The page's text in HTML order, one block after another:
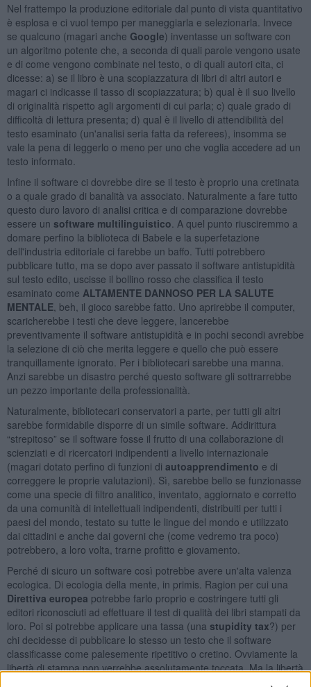
Nel frattempo la produzione editoriale dal punto di vista quantitativo
è esplosa e ci vuol tempo per maneggiarla e selezionarla. Invece
se qualcuno (magari anche Google) inventasse un software con
un algoritmo potente che, a seconda di quali parole vengono usate
e di come vengono combinate nel testo, o di quali autori cita, ci
dicesse: a) se il libro è una scopiazzatura di libri di altri autori e
magari ci indicasse il tasso di scopiazzatura; b) qual è il suo livello
di originalità rispetto agli argomenti di cui parla; c) quale grado di
difficoltà di lettura presenta; d) qual è il livello di attendibilità del
testo esaminato (un'analisi seria fatta da referees), insomma se
vale la pena di leggerlo o meno per uno che voglia accedere ad un
testo informato.
Infine il software ci dovrebbe dire se il testo è proprio una cretinata
o a quale grado di banalità va associato. Naturalmente a fare tutto
questo duro lavoro di analisi critica e di comparazione dovrebbe
essere un software multilinguistico . A quel punto riusciremmo a
domare perfino la biblioteca di Babele e la superfetazione
dell'industria editoriale ci farebbe un baffo. Tutti potrebbero
pubblicare tutto, ma se dopo aver passato il software antistupidità
sul testo edito, uscisse il bollino rosso che classifica il testo
esaminato come ALTAMENTE DANNOSO PER LA SALUTE
MENTALE, beh, il gioco sarebbe fatto. Uno aprirebbe il computer,
scaricherebbe i testi che deve leggere, lancerebbe
preventivamente il software antistupidità e in pochi secondi avrebbe
la selezione di ciò che merita leggere e quello che può essere
tranquillamente ignorato. Per i bibliotecari sarebbe una manna.
Anzi sarebbe un disastro perché questo software gli sottrarrebbe
un pezzo importante della professionalità.
Naturalmente, bibliotecari conservatori a parte, per tutti gli altri
sarebbe formidabile disporre di un simile software. Addirittura
“strepitoso” se il software fosse il frutto di una collaborazione di
scienziati e di ricercatori indipendenti a livello internazionale
(magari dotato perfino di funzioni di autoapprendimento e di
correggere le proprie valutazioni). Sì, sarebbe bello se funzionasse
come una specie di filtro analitico, inventato, aggiornato e corretto
da una comunità di intellettuali indipendenti, distribuiti per tutti i
paesi del mondo, testato su tutte le lingue del mondo e utilizzato
dai cittadini e anche dai governi che (come vedremo tra poco)
potrebbero, a loro volta, trarne profitto e giovamento.
Perché di sicuro un software così potrebbe avere un'alta valenza
ecologica. Di ecologia della mente, in primis. Ragion per cui una
Direttiva europea potrebbe farlo proprio e costringere tutti gli
editori riconosciuti ad effettuare il test di qualità dei libri stampati da
loro. Poi si potrebbe applicare una tassa (una stupidity tax?) per
chi decidesse di pubblicare lo stesso un testo che il software
classificasse come palesemente ripetitivo o cretino. Ovviamente la
libertà di stampa non verrebbe assolutamente toccata. Ma la libertà